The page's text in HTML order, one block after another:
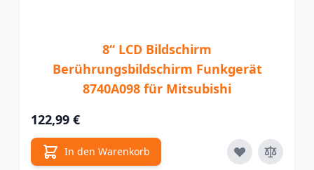
8“ LCD Bildschirm
Berührungsbildschirm Funkgerät
8740A098 für Mitsubishi
122,99 €
In den Warenkorb